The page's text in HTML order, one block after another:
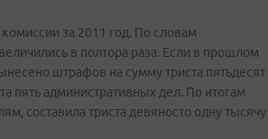
за 2011 год. По словам
в полтора раза. Если в прошлом
штрафов на сумму триста пятьдесят
пять административных дел. По итогам
составила триста девяносто одну тысячу